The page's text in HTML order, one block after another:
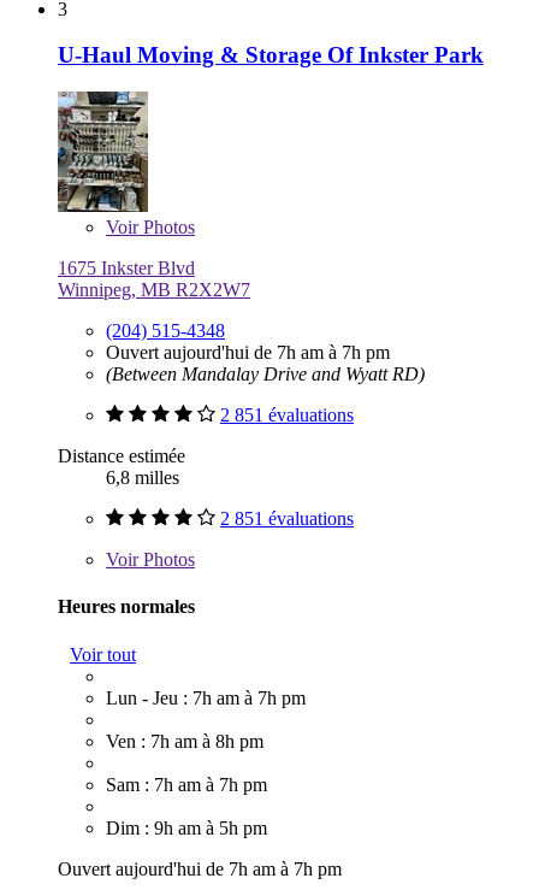
3
U-Haul Moving & Storage Of Inkster Park
VoirPhotos
1675 Inkster Blvd
Winnipeg, MB R2X2W7
(204) 515-4348
Ouvert aujourd'hui de 7h am à 7h pm
(Between Mandalay Drive and Wyatt RD)
2 851 évaluations
Distance estimée
6,8 milles
2 851 évaluations
VoirPhotos
Heures normales
Voir tout
Lun - Jeu : 7h am à 7h pm
Ven : 7h am à 8h pm
Sam : 7h am à 7h pm
Dim : 9h am à 5h pm
Ouvert aujourd'hui de 7h am à 7h pm